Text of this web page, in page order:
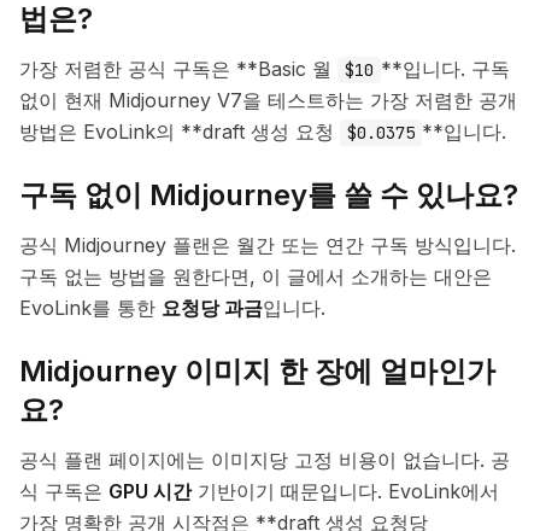
법은?
가장 저렴한 공식 구독은 **Basic 월 $10 **입니다. 구독
없이 현재 Midjourney V7을 테스트하는 가장 저렴한 공개
방법은 EvoLink의 **draft 생성 요청
$0.0375 **입니다.
구독 없이 Midjourney를 쓸 수 있나요?
공식 Midjourney 플랜은 월간 또는 연간 구독 방식입니다.
구독 없는 방법을 원한다면, 이 글에서 소개하는 대안은
EvoLink를 통한 요청당 과금입니다.
Midjourney 이미지 한 장에 얼마인가
요?
공식 플랜 페이지에는 이미지당 고정 비용이 없습니다. 공
식 구독은 GPU 시간기반이기 때문입니다. EvoLink에서
가장 명확한 공개 시작점은 **draft 생성 요청당